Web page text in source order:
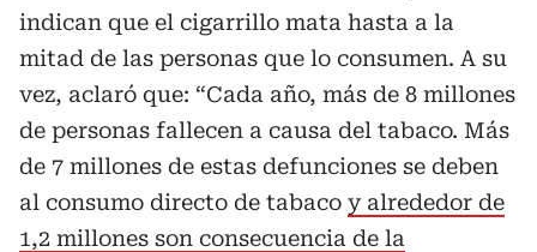
indican que el cigarrillo mata hasta a la
mitad de las personas que lo consumen. A su
vez, aclaró que: “Cada año, más de 8 millones
de personas fallecen a causa del tabaco. Más
de 7 millones de estas defunciones se deben
al consumo directo de tabaco y alrededor de
1,2 millones son consecuencia de la